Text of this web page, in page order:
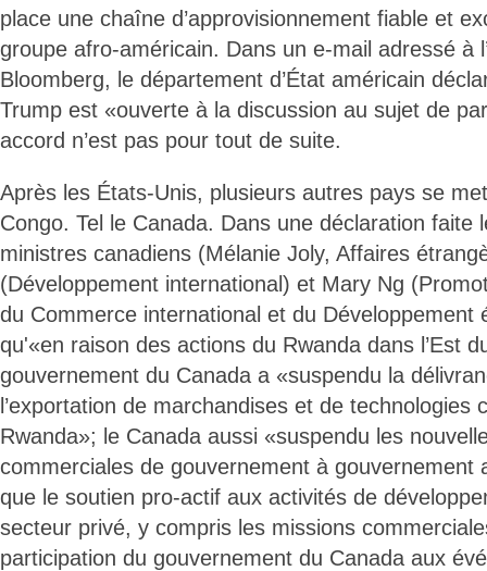
place une chaîne d’approvisionnement fiable et
groupe afro-américain. Dans un e-mail adressé à
Bloomberg, le département d’État américain
Trump est «ouverte à la discussion au sujet de
accord n’est pas pour tout de suite.
Après les États-Unis, plusieurs autres pays se
Congo. Tel le Canada. Dans une déclaration faite
ministres canadiens (Mélanie Joly, Affaires
(Développement international) et Mary Ng
du Commerce international et du Développement
qu'«en raison des actions du Rwanda dans l’Est
gouvernement du Canada a «suspendu la
l’exportation de marchandises et de technologies
Rwanda»; le Canada aussi «suspendu les
commerciales de gouvernement à gouvernement
que le soutien pro-actif aux activités de
secteur privé, y compris les missions
participation du gouvernement du Canada aux